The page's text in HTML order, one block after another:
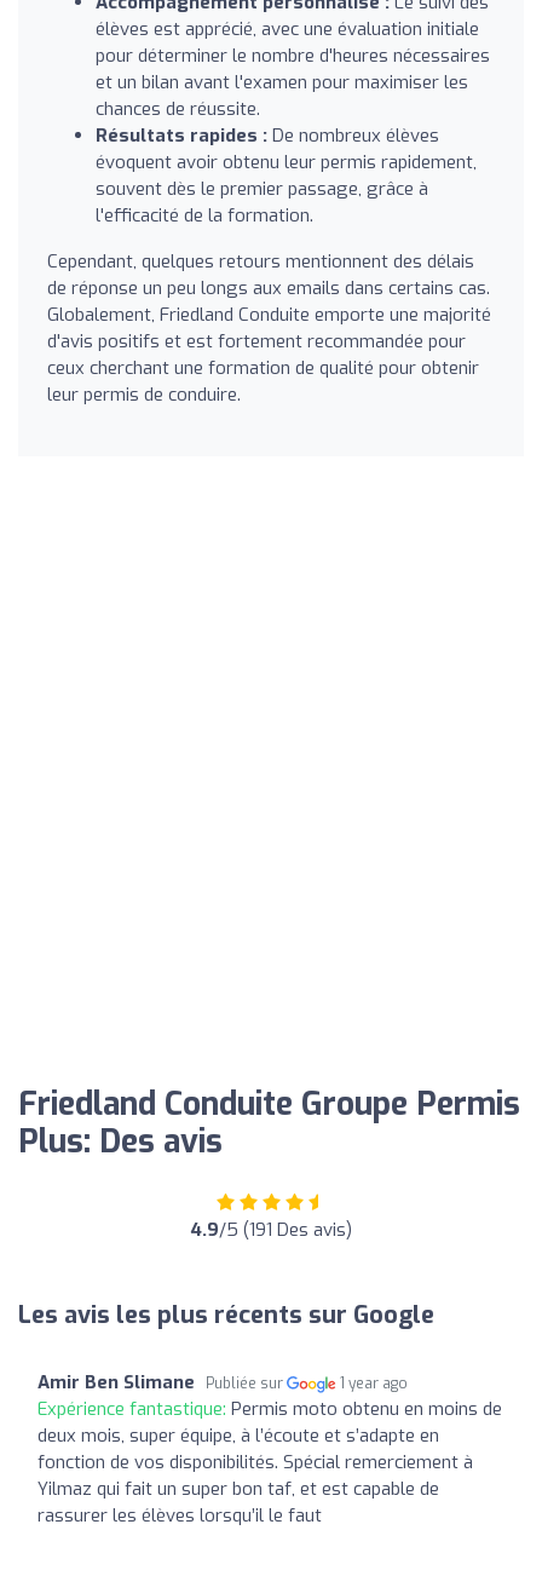
élèves est apprécié, avec une évaluation initiale
pour déterminer le nombre d'heures nécessaires
et un bilan avant l'examen pour maximiser les
chances de réussite.
Résultats rapides : De nombreux élèves
évoquent avoir obtenu leur permis rapidement,
souvent dès le premier passage, grâce à
l'efficacité de la formation.
Cependant, quelques retours mentionnent des délais
de réponse un peu longs aux emails dans certains cas.
Globalement, Friedland Conduite emporte une majorité
d'avis positifs et est fortement recommandée pour
ceux cherchant une formation de qualité pour obtenir
leur permis de conduire.
Friedland Conduite Groupe Permis
Plus: Des avis
4.9/5 (191 Des avis)
Les avis les plus récents sur Google
Amir Ben Slimane Publiée sur 1 year ago
Expérience fantastique: Permis moto obtenu en moins de
deux mois, super équipe, à l’écoute et s’adapte en
fonction de vos disponibilités. Spécial remerciement à
Yilmaz qui fait un super bon taf, et est capable de
rassurer les élèves lorsqu’il le faut